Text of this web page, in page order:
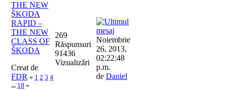
THE NEW
ŠKODA
RAPID –
THE NEW
CLASS OF
ŠKODA
Creat de
FDR « 1 2 3 4
... 18 »
269
Răspunsuri
91436
Vizualizări
Noiembrie
26, 2013,
02:22:48
p.m.
de Daniel